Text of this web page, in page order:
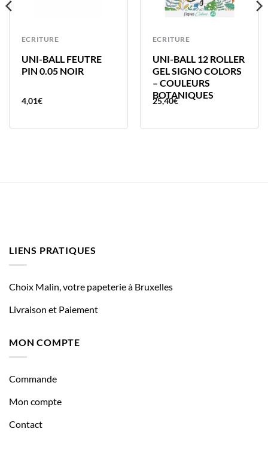
ECRITURE
UNI-BALL FEUTRE
PIN 0.05 NOIR
4,01€
ECRITURE
UNI-BALL 12 ROLLER
GEL SIGNO COLORS
– COULEURS
BOTANIQUES
25,40€
LIENS PRATIQUES
Choix Malin, votre papeterie à Bruxelles
Livraison et Paiement
MON COMPTE
Commande
Mon compte
Contact